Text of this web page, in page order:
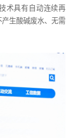
术具有自动连续再
生酸碱废水、无需